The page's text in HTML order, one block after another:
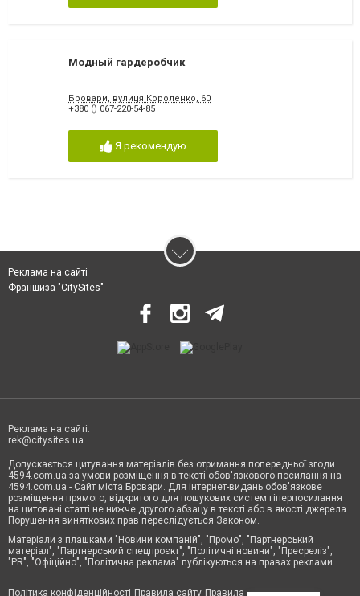
Модный гардеробчик
Бровари, вулиця Короленко, 60
+380 () 067-220-54-85
Я рекомендую
Реклама на сайті
Франшиза "CitySites"
Реклама на сайті:
rek@citysites.ua
Допускається цитування матеріалів без отримання попередньої згоди
4594.com.ua за умови розміщення в тексті обов'язкового посилання на
4594.com.ua - Сайт міста Бровари. Для інтернет-видань обов'язкове
розміщення прямого, відкритого для пошукових систем гіперпосилання
на цитовані статті не нижче другого абзацу в тексті або в якості джерела.
Порушення виняткових прав переслідується Законом.
Матеріали з плашками "Новини компаній", "Промо", "Партнерський
матеріал", "Партнерський спецпроєкт", "Політичні новини", "Пресреліз",
"PR", "Офіційно", "Політична реклама" публікуються на правах реклами.
Політика конфіденційності Правила сайту Правила